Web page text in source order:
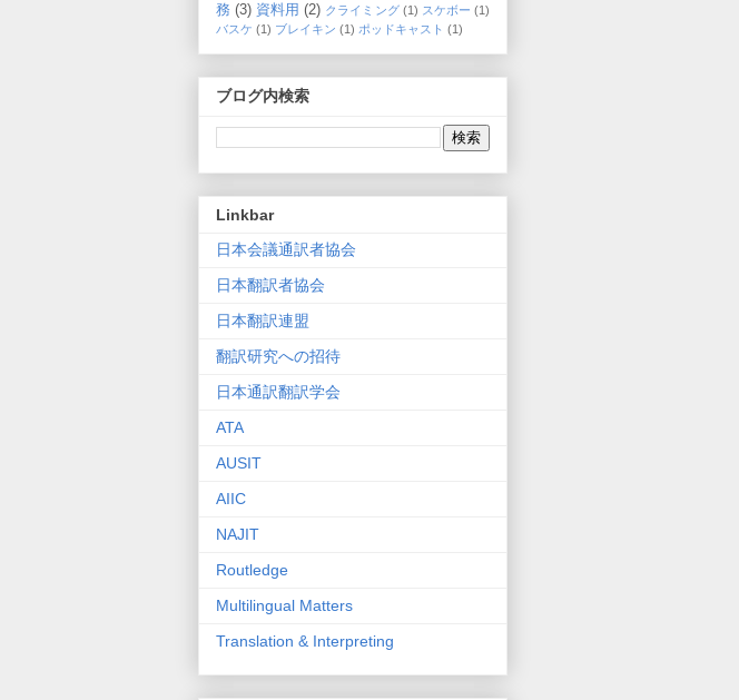
務 (3) 資料用 (2) クライミング (1) スケボー (1)
バスケ (1) ブレイキン (1) ポッドキャスト (1)
ブログ内検索
Linkbar
日本会議通訳者協会
日本翻訳者協会
日本翻訳連盟
翻訳研究への招待
日本通訳翻訳学会
ATA
AUSIT
AIIC
NAJIT
Routledge
Multilingual Matters
Translation & Interpreting